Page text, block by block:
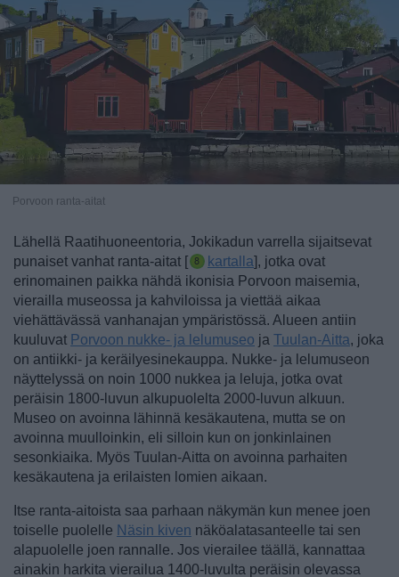
Porvoon ranta-aitat
Lähellä Raatihuoneentoria, Jokikadun varrella sijaitsevat
punaiset vanhat ranta-aitat [ kartalla], jotka ovat
erinomainen paikka nähdä ikonisia Porvoon maisemia,
vierailla museossa ja kahviloissa ja viettää aikaa
viehättävässä vanhanajan ympäristössä. Alueen antiin
kuuluvat Porvoon nukke- ja lelumuseo ja Tuulan-Aitta, joka
on antiikki- ja keräilyesinekauppa. Nukke- ja lelumuseon
näyttelyssä on noin 1000 nukkea ja leluja, jotka ovat
peräisin 1800-luvun alkupuolelta 2000-luvun alkuun.
Museo on avoinna lähinnä kesäkautena, mutta se on
avoinna muulloinkin, eli silloin kun on jonkinlainen
sesonkiaika. Myös Tuulan-Aitta on avoinna parhaiten
kesäkautena ja erilaisten lomien aikaan.
Itse ranta-aitoista saa parhaan näkymän kun menee joen
toiselle puolelle Näsin kiven näköalatasanteelle tai sen
alapuolelle joen rannalle. Jos vierailee täällä, kannattaa
ainakin harkita vierailua 1400-luvulta peräisin olevassa